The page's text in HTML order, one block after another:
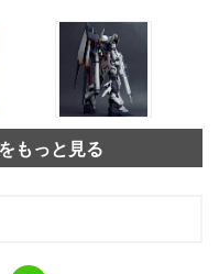
もっと見る